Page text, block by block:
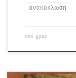
ανακύκλωση
από gpap